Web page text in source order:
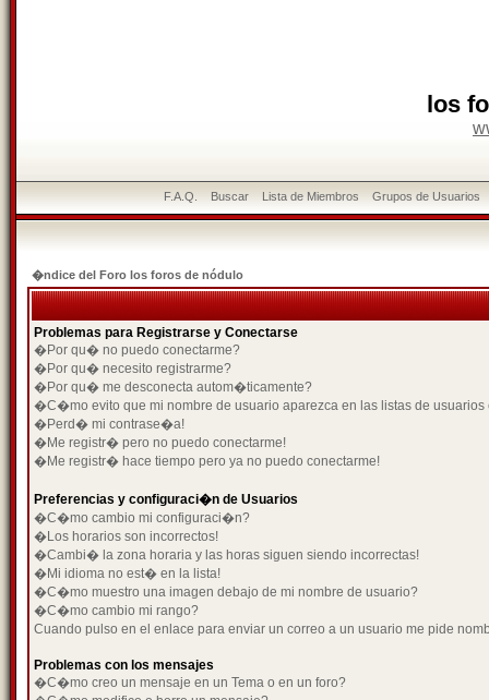
los
F.A.Q. Buscar Lista de Miembros Grupos de Usuarios
�ndice del Foro los foros de nódulo
Problemas para Registrarse y Conectarse
�Por qu� no puedo conectarme?
�Por qu� necesito registrarme?
�Por qu� me desconecta autom�ticamente?
�C�mo evito que mi nombre de usuario aparezca en las listas de usuarios
�Perd� mi contrase�a!
�Me registr� pero no puedo conectarme!
�Me registr� hace tiempo pero ya no puedo conectarme!
Preferencias y configuraci�n de Usuarios
�C�mo cambio mi configuraci�n?
�Los horarios son incorrectos!
�Cambi� la zona horaria y las horas siguen siendo incorrectas!
�Mi idioma no est� en la lista!
�C�mo muestro una imagen debajo de mi nombre de usuario?
�C�mo cambio mi rango?
Cuando pulso en el enlace para enviar un correo a un usuario me pide
Problemas con los mensajes
�C�mo creo un mensaje en un Tema o en un foro?